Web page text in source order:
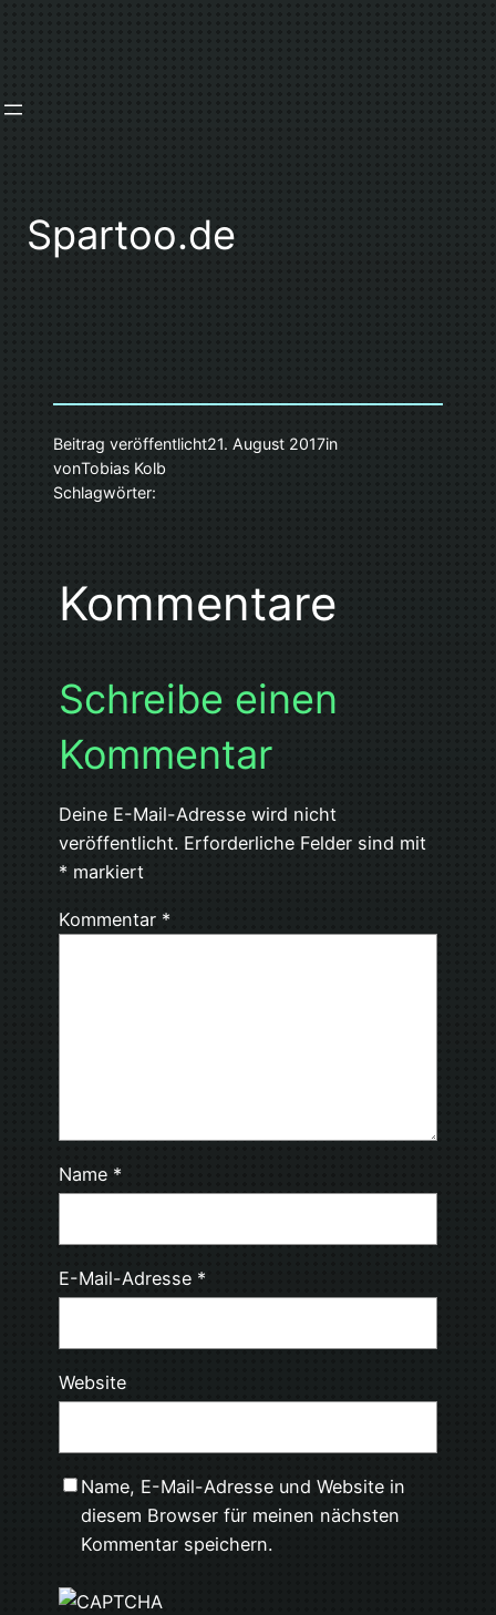
Spartoo.de
Beitrag veröffentlicht21. August 2017in
vonTobias Kolb
Schlagwörter:
Kommentare
Schreibe einen
Kommentar
Deine E-Mail-Adresse wird nicht
veröffentlicht. Erforderliche Felder sind mit
* markiert
Kommentar *
Name *
E-Mail-Adresse *
Website
Name, E-Mail-Adresse und Website in
diesem Browser für meinen nächsten
Kommentar speichern.